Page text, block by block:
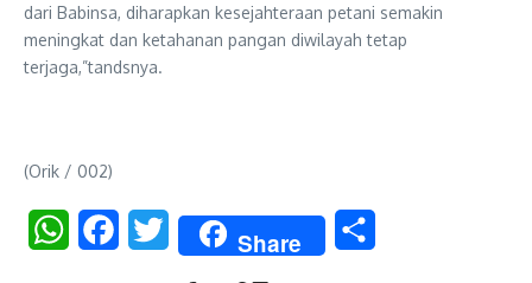
dari Babinsa, diharapkan kesejahteraan petani semakin
meningkat dan ketahanan pangan diwilayah tetap
terjaga,”tandsnya.
(Orik / 002)
WhatsAppFacebookTwitter Share